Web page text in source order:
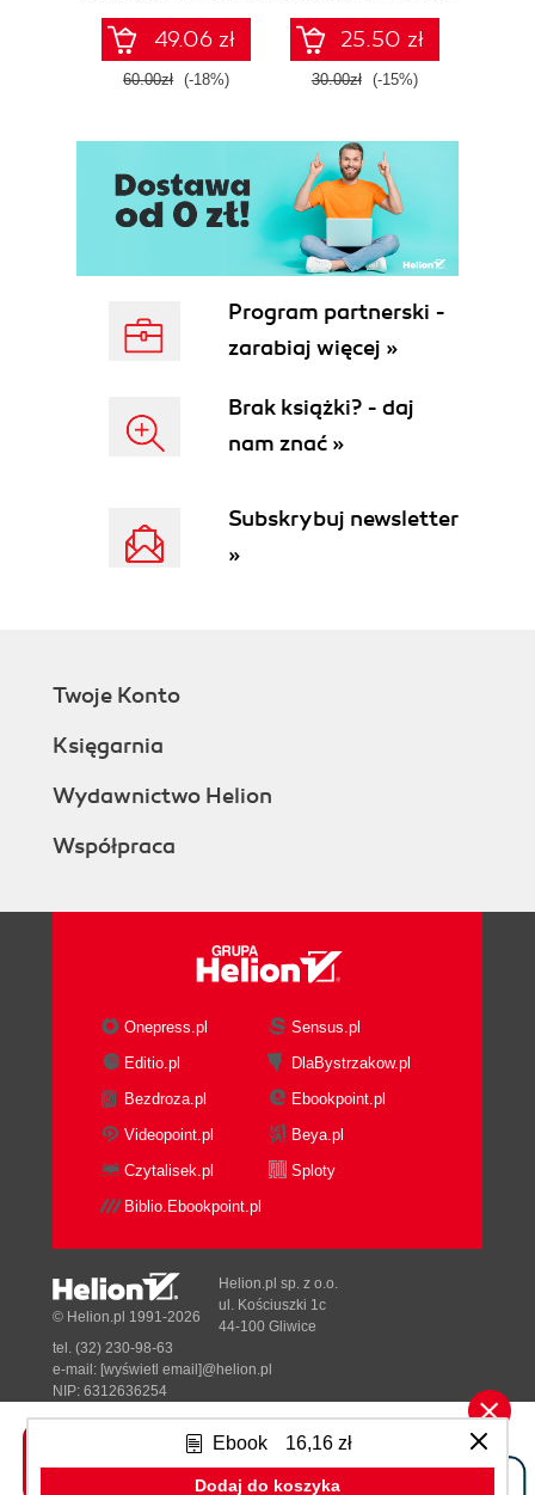
49.06 zł
60.00zł (-18%)
25.50 zł
30.00zł (-15%)
Ebook 16,16 zł
Dodaj do koszyka
Program partnerski -
zarabiaj więcej »
Brak książki? - daj
nam znać »
Subskrybuj newsletter
»
Twoje Konto
Księgarnia
Wydawnictwo Helion
Współpraca
Onepress.pl
Sensus.pl
Editio.pl
DlaBystrzakow.pl
Bezdroza.pl
Ebookpoint.pl
Videopoint.pl
Beya.pl
Czytalisek.pl
Sploty
Biblio.Ebookpoint.pl
Tonik.pl
© Helion.pl 1991-2026
Helion.pl sp. z o.o.
ul. Kościuszki 1c
44-100 Gliwice
tel. (32) 230-98-63
e-mail: [wyświetl email]@helion.pl
NIP: 6312636254